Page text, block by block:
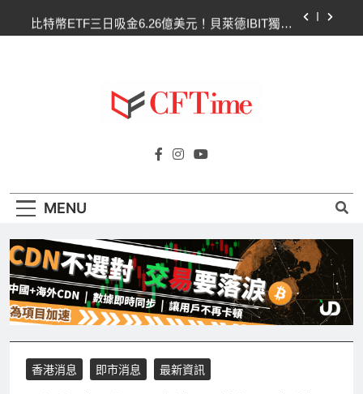
比特幣ETF三日吸金6.26億美元！貝萊德IBIT獨佔
4.79億，華爾街重拾信心
以太幣區間壓縮！100日均線1,920成關鍵 期貨槓
桿比率逼近0.65
比特幣ETF三日吸金6.26億美元！貝萊德IBIT獨佔
CLARITY法案最後闖關！開發者免責與總統道德條
Cftime.io
AI（ChatGPT）、區塊鏈、NFT、加密貨
MENU
香港消息 即市消息 最新資訊